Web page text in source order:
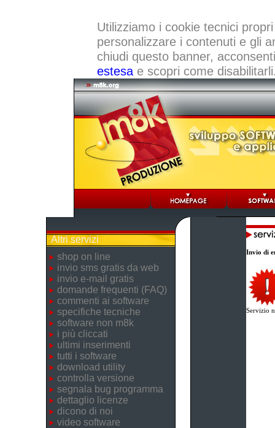
Utilizziamo i cookie tecnici
personalizzare i contenuti e gli
chiudi questo banner,
estesae scopri come
Altri servizi
shop on line
invio sms gratis da web
invio e-mail gratis
domande frequenti (FAQ)
commenti ai software
specifiche tecniche
software non m8k
i più cliccati
ultimi inserimenti
tutti i software
download utility
controlla versione
segnala bug programma
dettaglio licenze
dicono di noi
video software
Invio di
Servizio